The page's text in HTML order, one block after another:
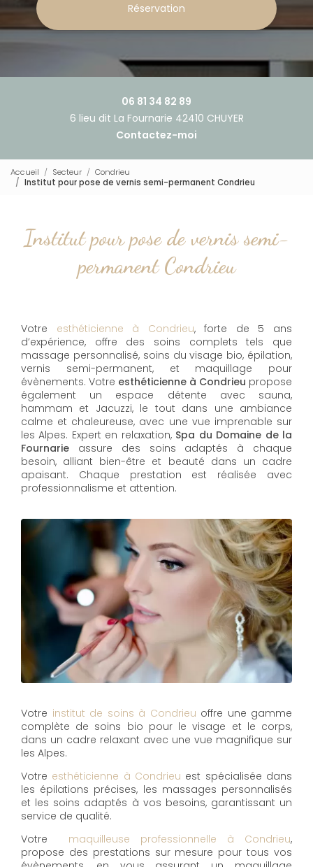
Réservation
06 81 34 82 89
6 lieu dit La Fournarie 42410 CHUYER
Contactez-moi
Accueil Secteur
Condrieu
Institut pour pose de vernis semi-permanent Condrieu
Institut pour pose de vernis semi-
permanent Condrieu
Votre esthéticienne à Condrieu, forte de 5 ans
d’expérience, offre des soins complets tels que
massage personnalisé, soins du visage bio, épilation,
vernis semi-permanent, et maquillage pour
évènements. Votre esthéticienne à Condrieu propose
également un espace détente avec sauna,
hammam et Jacuzzi, le tout dans une ambiance
calme et chaleureuse, avec une vue imprenable sur
les Alpes. Expert en relaxation, Spa du Domaine de la
Fournarie assure des soins adaptés à chaque
besoin, alliant bien-être et beauté dans un cadre
apaisant. Chaque prestation est réalisée avec
professionnalisme et attention.
Votre institut de soins à Condrieu offre une gamme
complète de soins bio pour le visage et le corps,
dans un cadre relaxant avec une vue magnifique sur
les Alpes.
Votre esthéticienne à Condrieu est spécialisée dans
les épilations précises, les massages personnalisés
et les soins adaptés à vos besoins, garantissant un
service de qualité.
Votre maquilleuse professionnelle à Condrieu,
propose des prestations sur mesure pour tous vos